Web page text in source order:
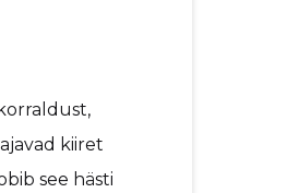
kiiret
see hästi